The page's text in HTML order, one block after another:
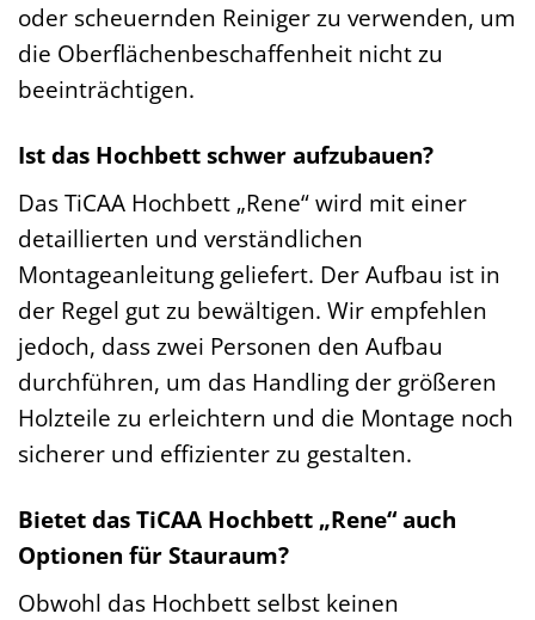
oder scheuernden Reiniger zu verwenden, um
die Oberflächenbeschaffenheit nicht zu
beeinträchtigen.
Ist das Hochbett schwer aufzubauen?
Das TiCAA Hochbett „Rene“ wird mit einer
detaillierten und verständlichen
Montageanleitung geliefert. Der Aufbau ist in
der Regel gut zu bewältigen. Wir empfehlen
jedoch, dass zwei Personen den Aufbau
durchführen, um das Handling der größeren
Holzteile zu erleichtern und die Montage noch
sicherer und effizienter zu gestalten.
Bietet das TiCAA Hochbett „Rene“ auch
Optionen für Stauraum?
Obwohl das Hochbett selbst keinen